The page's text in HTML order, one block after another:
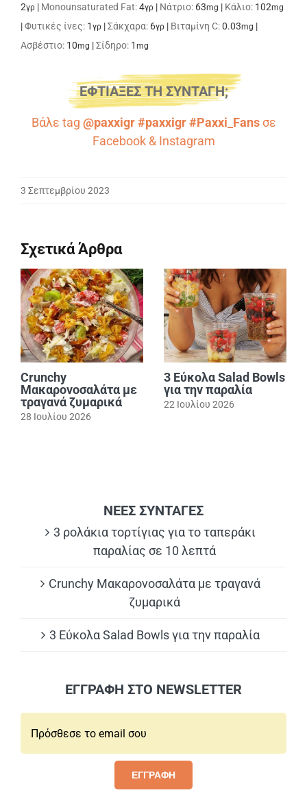
2γρ | Monounsaturated Fat:4γρ | Νάτριο: 63mg | Κάλιο: 102mg
|Φυτικές ίνες: 1 γρ |Σάκχαρα: 6γρ | Βιταμίνη C:0.03mg |
Ασβέστιο: 10mg |Σίδηρο: 1 mg
ΕΦΤΙΑΞΕΣ ΤΗ ΣΥΝΤΑΓΗ;
Βάλε tag @paxxigr #paxxigr #Paxxi_Fansσε
Facebook& Instagram
3 Σεπτεμβρίου 2023
Σχετικά Άρθρα
Crunchy
Μακαρονοσαλάτα με
τραγανά ζυμαρικά
28 Ιουλίου 2026
3 Εύκολα Salad Bowls
για την παραλία
22 Ιουλίου 2026
ΝΕΕΣ ΣΥΝΤΑΓΕΣ
3 ρολάκια τορτίγιας για το ταπεράκι
παραλίας σε 10 λεπτά
Crunchy Μακαρονοσαλάτα με τραγανά
ζυμαρικά
3 Εύκολα Salad Bowls για την παραλία
ΕΓΓΡΑΦΗ ΣΤΟ NEWSLETTER
ΕΓΓΡΑΦΗ